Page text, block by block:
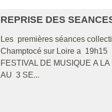
REPRISE DES
Les premières séances
Champtocé sur Loire a 19h15
FESTIVAL DE MUSIQUE A
AU 3 SE...